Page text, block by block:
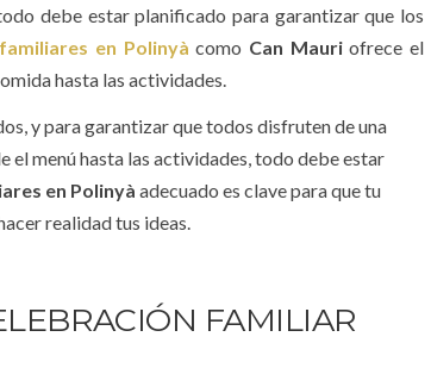
debe estar planificado para garantizar que los
en Polinyà como Can Mauriofrece el
hasta las actividades.
y para garantizar que todos disfruten de una
el menú hasta las actividades, todo debe estar
en Polinyà adecuado es clave para que tu
realidad tus ideas.
FAMILIAR